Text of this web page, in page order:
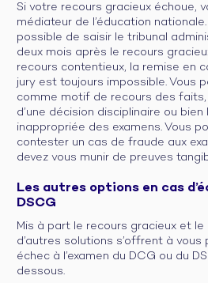
Si votre recours gracieux échoue,
médiateur de l’éducation
possible de saisir le tribunal
deux mois après le recours
recours contentieux, la remise en
jury est toujours impossible. Vous
comme motif de recours des
d’une décision disciplinaire ou bien
inappropriée des examens. Vous
contester un cas de fraude aux
devez vous munir de preuves
Les autres options en cas
DSCG
Mis à part le recours gracieux et
d’autres solutions s’offrent à
échec à l’examen du DCG ou du
dessous.